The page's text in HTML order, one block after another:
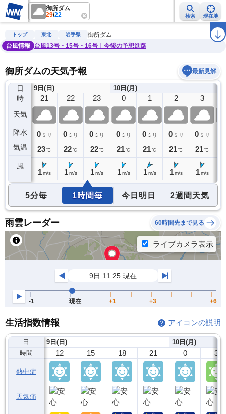
御所ダム
29/22 検索 現在地
雨雲レーダー 台風情報 地震情報 ラ
トップ 東北 岩手県
御所ダム
台風情報
台風13号・15号・16号｜今後の予想進路
御所ダムの天気予報 最新見解
日
時
天気
降水
気温
風
9日(日)
20
0ミリ
23℃
21
0 ミリ
23℃
1 m/s
22
0 ミリ
22℃
1 m/s
23
0 ミリ
22 ℃
1m/s
10日(月)
0
0 ミリ
21℃
1 m/s
1
0 ミリ
21℃
1 m/s
2
0 ミリ
21℃
1 m/s
3
0 ミリ
21℃
1 m/s
5分毎 1時間毎 今日明日 2週間天気
雨雲レーダー 60時間先まで見る
生活指数情報 アイコンの説明
日
時間
熱中症
天気痛
9日(日)
12 15 18 21
10日(月)
0 3